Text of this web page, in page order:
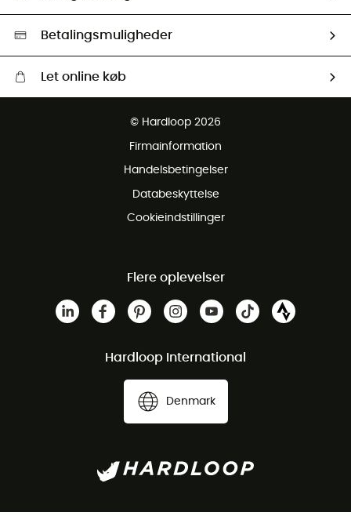
Second hand
HardGreen Udvalg
Betalingsmuligheder
Let online køb
Gratis retur inden for 100 dage
© Hardloop 2026
Firmainformation
Handelsbetingelser
Databeskyttelse
Cookieindstillinger
Flere oplevelser
Hardloop International
Denmark